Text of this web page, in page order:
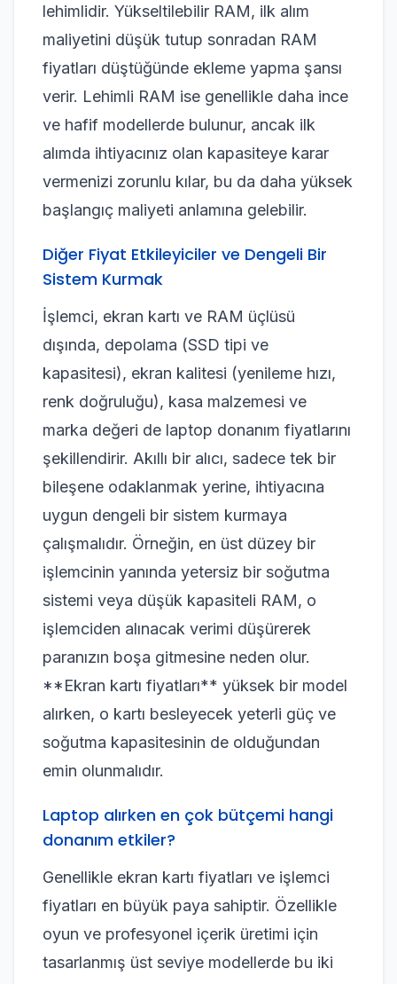
lehimlidir. Yükseltilebilir RAM, ilk alım
maliyetini düşük tutup sonradan RAM
fiyatları düştüğünde ekleme yapma şansı
verir. Lehimli RAM ise genellikle daha ince
ve hafif modellerde bulunur, ancak ilk
alımda ihtiyacınız olan kapasiteye karar
vermenizi zorunlu kılar, bu da daha yüksek
başlangıç maliyeti anlamına gelebilir.
Diğer Fiyat Etkileyiciler ve Dengeli Bir
Sistem Kurmak
İşlemci, ekran kartı ve RAM üçlüsü
dışında, depolama (SSD tipi ve
kapasitesi), ekran kalitesi (yenileme hızı,
renk doğruluğu), kasa malzemesi ve
marka değeri de laptop donanım fiyatlarını
şekillendirir. Akıllı bir alıcı, sadece tek bir
bileşene odaklanmak yerine, ihtiyacına
uygun dengeli bir sistem kurmaya
çalışmalıdır. Örneğin, en üst düzey bir
işlemcinin yanında yetersiz bir soğutma
sistemi veya düşük kapasiteli RAM, o
işlemciden alınacak verimi düşürerek
paranızın boşa gitmesine neden olur.
**Ekran kartı fiyatları** yüksek bir model
alırken, o kartı besleyecek yeterli güç ve
soğutma kapasitesinin de olduğundan
emin olunmalıdır.
Laptop alırken en çok bütçemi hangi
donanım etkiler?
Genellikle ekran kartı fiyatları ve işlemci
fiyatları en büyük paya sahiptir. Özellikle
oyun ve profesyonel içerik üretimi için
tasarlanmış üst seviye modellerde bu iki